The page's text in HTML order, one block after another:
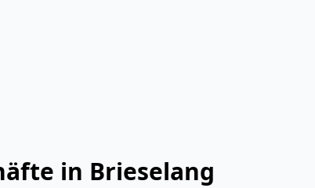
in Brieselang